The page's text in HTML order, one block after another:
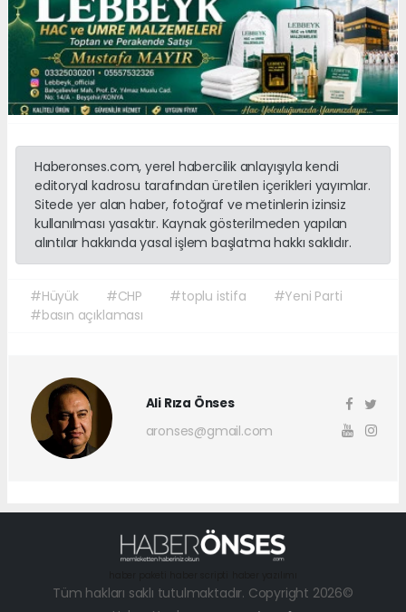
Haberonses.com, yerel habercilik anlayışıyla kendi
editoryal kadrosu tarafından üretilen içerikleri yayımlar.
Sitede yer alan haber, fotoğraf ve metinlerin izinsiz
kullanılması yasaktır. Kaynak gösterilmeden yapılan
alıntılar hakkında yasal işlem başlatma hakkı saklıdır.
#Hüyük #CHP #toplu istifa
#Yeni Parti
#basın açıklaması
Ali Rıza Önses
aronses@gmail.com
Tüm hakları saklı tutulmaktadır. Copyright 2026©